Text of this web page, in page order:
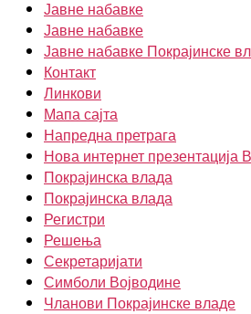
Јавне набавке
Јавне набавке
Јавне набавке Покрајинске
Контакт
Линкови
Мапа сајта
Напредна претрага
Нова интернет
Покрајинска влада
Покрајинска влада
Регистри
Решења
Секретаријати
Симболи Војводине
Чланови Покрајинске владе